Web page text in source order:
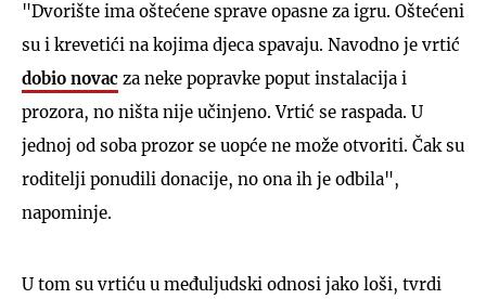
"Dvorište ima oštećene sprave opasne za igru. Oštećeni
su i krevetići na kojima djeca spavaju. Navodno je vrtić
dobio novac za neke popravke poput instalacija i
prozora, no ništa nije učinjeno. Vrtić se raspada. U
jednoj od soba prozor se uopće ne može otvoriti. Čak su
roditelji ponudili donacije, no ona ih je odbila",
napominje.
U tom su vrtiću u međuljudski odnosi jako loši, tvrdi